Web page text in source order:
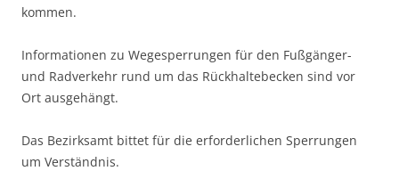
kommen.
Informationen zu Wegesperrungen für den Fußgänger-
und Radverkehr rund um das Rückhaltebecken sind vor
Ort ausgehängt.
Das Bezirksamt bittet für die erforderlichen Sperrungen
um Verständnis.